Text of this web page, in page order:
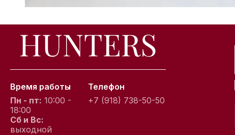
Время работы
Пн - пт: 10:00 -
18:00
Сб и Вс:
выходной
Телефон
+7 (918) 738-50-50